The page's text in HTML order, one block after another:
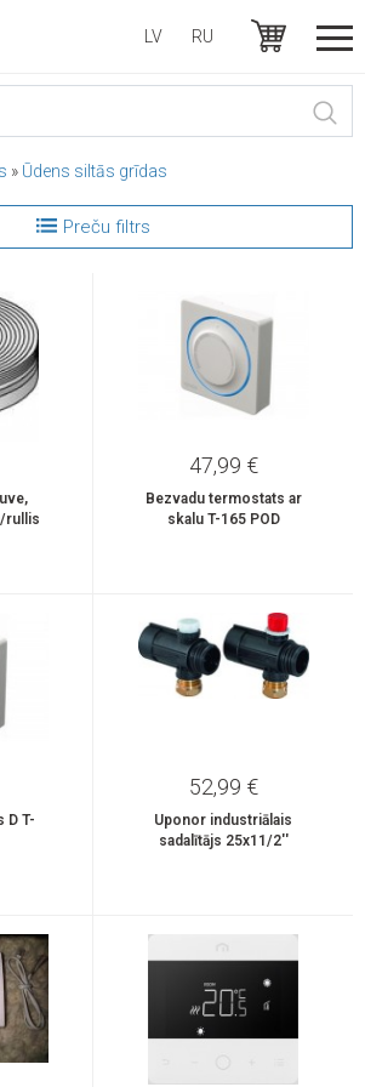
LV RU
» Ūdens siltās grīdas
Preču filtrs
rullis
47,99 €
Bezvadu termostats ar
skalu T-165 POD
D T-
52,99 €
Uponor industriālais
sadalītājs 25x11/2''